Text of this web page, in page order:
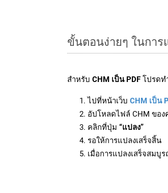
ขั้นตอนง่ายๆ ในการ
สำหรับ CHM เป็น PDF โปรดท
ไปที่หน้าเว็บ CHM เป็น
อัปโหลดไฟล์ CHM ข
คลิกที่ปุ่ม “แปลง”
รอให้การแปลงเสร็จสิ้น
เมื่อการแปลงเสร็จสม